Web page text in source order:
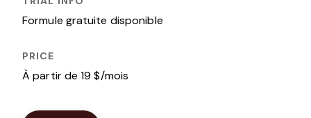
Formule gratuite disponible
À partir de 19 $/mois